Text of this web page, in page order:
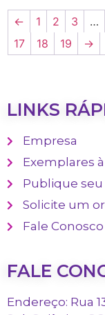
← 1 2 3 …
17
18 19 →
LINKS
Empresa
Exemplares
Publique seu
Solicite um
Fale Conosco
FALE
Endereço: Rua